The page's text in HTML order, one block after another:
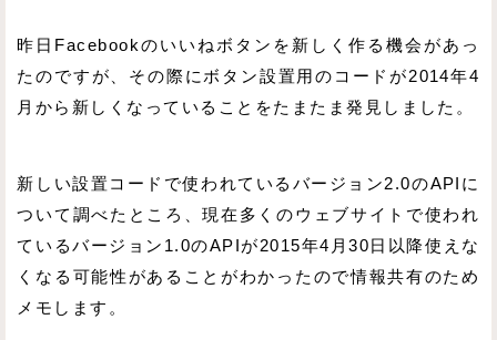
昨日Facebookのいいねボタンを新しく作る機会があっ
たのですが、その際にボタン設置用のコードが2014年4
月から新しくなっていることをたまたま発見しました。
新しい設置コードで使われているバージョン2.0のAPIに
ついて調べたところ、現在多くのウェブサイトで使われ
ているバージョン1.0のAPIが2015年4月30日以降使えな
くなる可能性があることがわかったので情報共有のため
メモします。